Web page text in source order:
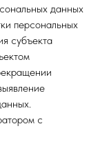
данных
персональных
субъекта
с